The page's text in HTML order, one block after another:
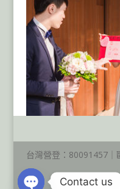
台灣營登：80091457｜
Contact us